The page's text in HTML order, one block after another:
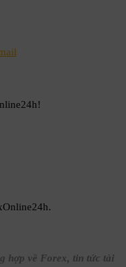
hợp về Forex, tin tức tài